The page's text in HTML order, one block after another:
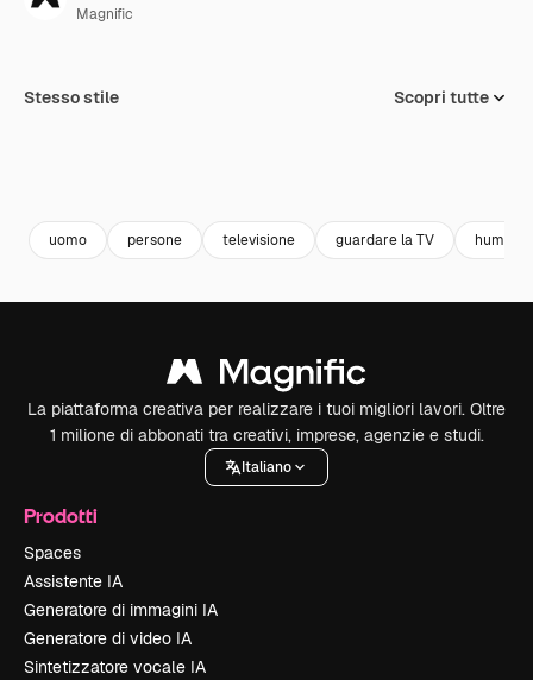
Magnific
Stesso stile Scopri tutte
uomo persone televisione guardare la TV
La piattaforma creativa per realizzare i tuoi migliori lavori. Oltre
1 milione di abbonati tra creativi, imprese, agenzie e studi.
Italiano
Prodotti
Spaces
Assistente IA
Generatore di immagini IA
Generatore di video IA
Sintetizzatore vocale IA